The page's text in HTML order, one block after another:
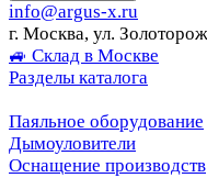
info@argus-x.ru
г. Москва, ул.
🚙 Склад в Москве
Разделы каталога
Паяльное оборудование
Дымоуловители
Оснащение производств